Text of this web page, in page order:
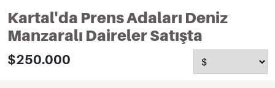
Kartal'da Prens Adaları Deniz
Manzaralı Daireler Satışta
$250.000